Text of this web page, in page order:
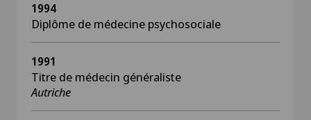
1994
Diplôme de médecine psychosociale
1991
Titre de médecin généraliste
Autriche